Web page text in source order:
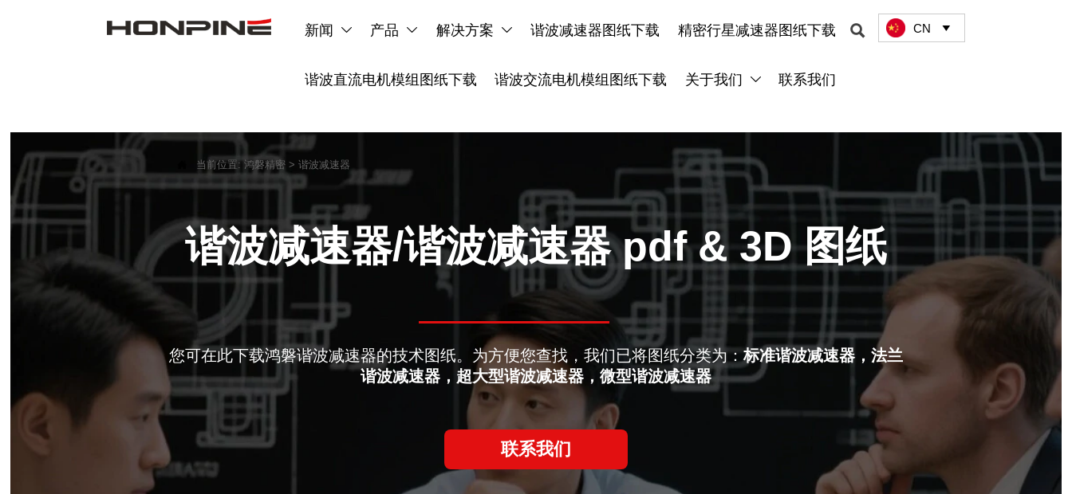
新闻  产品  解决方案  谐波减速器图纸下载 精密行星减速器图纸下载
谐波直流电机模组图纸下载 谐波交流电机模组图纸下载 关于我们  联系我们
 CN 
当前位置:鸿磐精密 >谐波减速器
谐波减速器/谐波减速器 pdf & 3D 图纸
您可在此下载鸿磐谐波减速器的技术图纸。为方便您查找，我们已将图纸分类为：标准谐波减速器， 法兰
谐波减速器， 超大型谐波减速器， 微型谐波减速器
联系我们